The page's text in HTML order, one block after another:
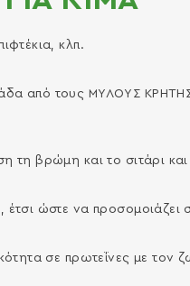
κλπ.
από τους ΜΥΛΟΥΣ
τη βρώµη και το σιτάρι και
έτσι ώστε να προσοµοιάζει
σε πρωτεΐνες µε τον